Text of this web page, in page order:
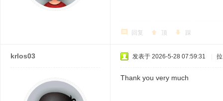
回复 顶 踩
krlos03 发表于 2026-5-28 07:59:31
Thank you very much